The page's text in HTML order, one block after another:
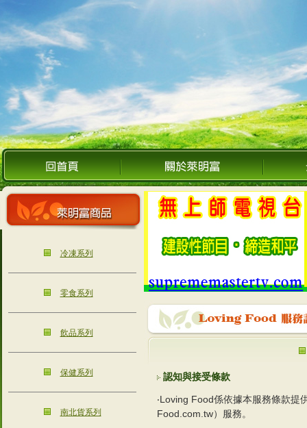
冷凍系列
零食系列
飲品系列
保健系列
南北貨系列
認知與接受條款
‧Loving Food係依據本服務條款
Food.com.tw）服務。